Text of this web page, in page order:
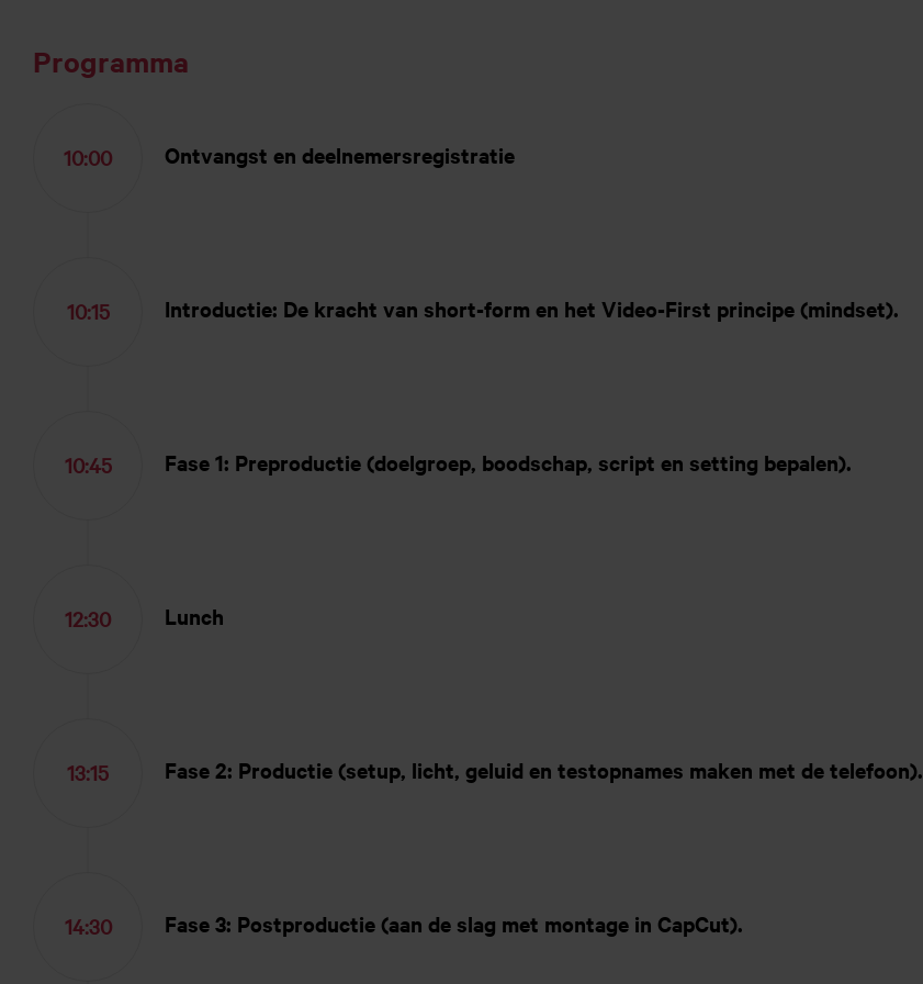
Programma
10:00 Ontvangst en deelnemersregistratie
10:15 Introductie: De kracht van short-form en het Video-First principe (mindset).
10:45 Fase 1: Preproductie (doelgroep, boodschap, script en setting bepalen).
12:30 Lunch
13:15 Fase 2: Productie (setup, licht, geluid en testopnames maken met de telefoon).
14:30 Fase 3: Postproductie (aan de slag met montage in CapCut).